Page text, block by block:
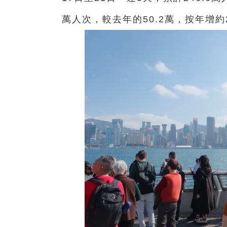
萬人次，較去年的50.2萬，按年增